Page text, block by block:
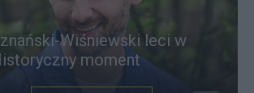
Wiśniewski leci w
moment